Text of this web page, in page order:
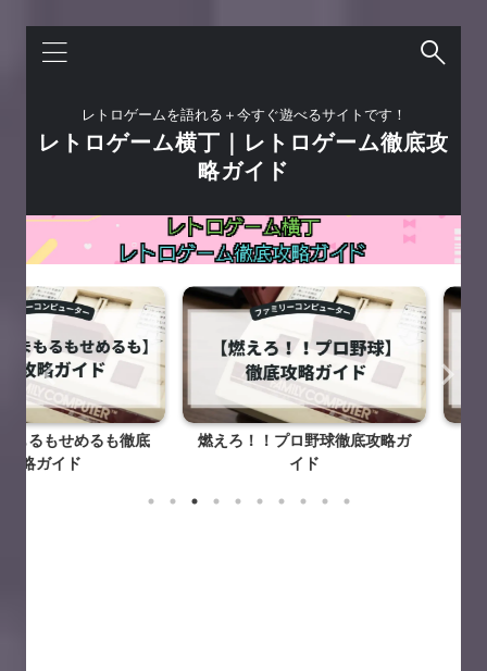
レトロゲームを語れる＋今すぐ遊べるサイトです！
レトロゲーム横丁｜レトロゲーム徹底攻
略ガイド
めるも徹底
燃えろ！！プロ野球徹底攻略ガ
うっでいぽ